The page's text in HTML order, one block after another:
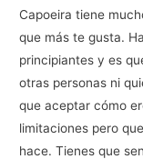
Capoeira tiene
que más te gusta.
principiantes y es
otras personas ni
que aceptar cómo
limitaciones pero
hace. Tienes que